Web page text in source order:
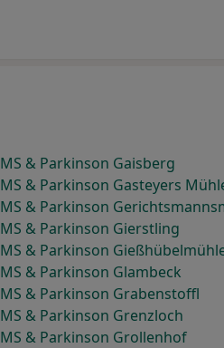
MS & Parkinson Gaisberg
MS & Parkinson Gasteyers
MS & Parkinson
MS & Parkinson Gierstling
MS & Parkinson
MS & Parkinson Glambeck
MS & Parkinson Grabenstoffl
MS & Parkinson Grenzloch
MS & Parkinson Grollenhof